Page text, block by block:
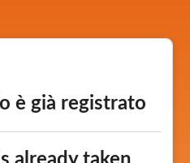
è già registrato